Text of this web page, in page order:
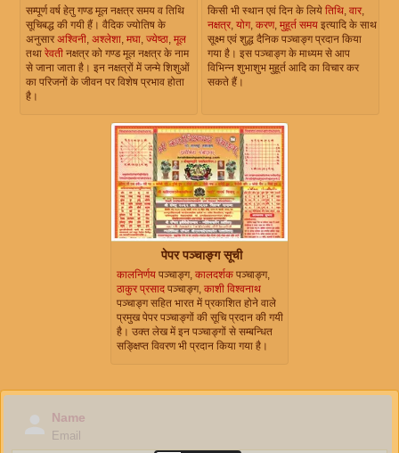
सम्पूर्ण वर्ष हेतु गण्ड मूल नक्षत्र समय व तिथि
सूचिबद्ध की गयी हैं। वैदिक ज्योतिष के
अनुसारअश्विनी, अश्लेशा, मघा, ज्येष्ठा, मूल
तथा रेवती नक्षत्र को गण्ड मूल नक्षत्र के नाम
से जाना जाता है। इन नक्षत्रों में जन्मे शिशुओं
का परिजनों के जीवन पर विशेष प्रभाव होता
है।
किसी भी स्थान एवं दिन के लिये तिथि, वार,
नक्षत्र, योग, करण, मुहूर्त समय इत्यादि के साथ
सूक्ष्म एवं शुद्ध दैनिक पञ्चाङ्ग प्रदान किया
गया है। इस पञ्चाङ्ग के माध्यम से आप
विभिन्न शुभाशुभ मुहूर्त आदि का विचार कर
सकते हैं।
पेपर पञ्चाङ्ग सूची
कालनिर्णय पञ्चाङ्ग, कालदर्शक पञ्चाङ्ग,
ठाकुर प्रसाद पञ्चाङ्ग, काशी विश्वनाथ
पञ्चाङ्ग सहित भारत में प्रकाशित होने वाले
प्रमुख पेपर पञ्चाङ्गों की सूचि प्रदान की गयी
है। उक्त लेख में इन पञ्चाङ्गों से सम्बन्धित
सङ्क्षिप्त विवरण भी प्रदान किया गया है।
Name
Email